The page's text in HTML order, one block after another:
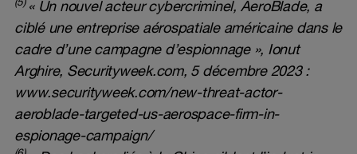
« Un nouvel acteur cybercriminel, AeroBlade, a
ciblé une entreprise aérospatiale américaine dans le
cadre d’une campagne d’espionnage », Ionut
Arghire, Securityweek.com, 5 décembre 2023 :
www.securityweek.com/new-threat-actor-
aeroblade-targeted-us-aerospace-firm-in-
espionage-campaign/